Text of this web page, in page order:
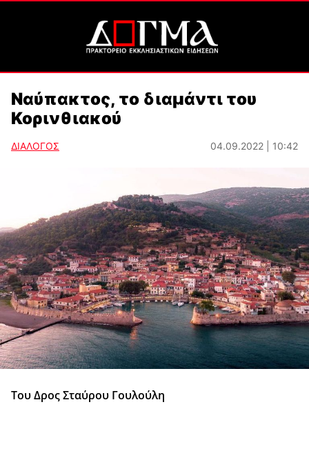
Ναύπακτος, το διαμάντι του
Κορινθιακού
ΔΙΑΛΟΓΟΣ 04.09.2022 | 10:42
Του Δρος Σταύρου Γουλούλη